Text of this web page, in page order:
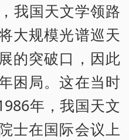
国天文学领路
大规模光谱巡天
的突破口，因此
困局。这在当时
年，我国天文
士在国际会议上